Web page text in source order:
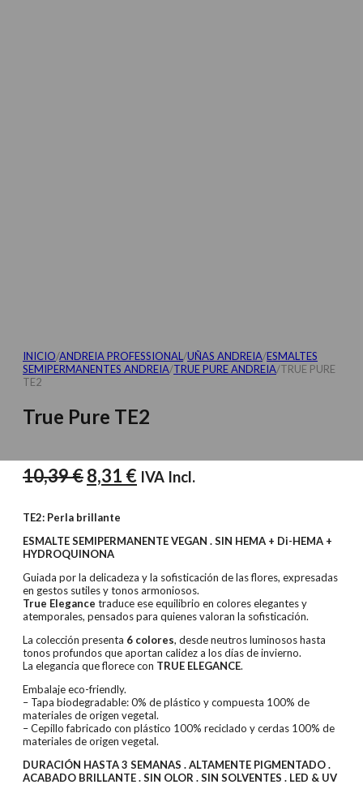
INICIO/ANDREIA PROFESSIONAL /UÑAS ANDREIA/ESMALTES
SEMIPERMANENTES ANDREIA/TRUE PURE ANDREIA/TRUE PURE
TE2
True Pure TE2
10,39€El
original
era:
10,39 €.
8,31 €El
es:
IVA Incl.
TE2: Perla brillante
ESMALTE SEMIPERMANENTE VEGAN . SIN HEMA + Di-HEMA +
HYDROQUINONA
Guiada por la delicadeza y la sofisticación de las flores, expresadas
en gestos sutiles y tonos armoniosos.
True Elegance traduce ese equilibrio en colores elegantes y
atemporales, pensados para quienes valoran la sofisticación.
La colección presenta 6 colores, desde neutros luminosos hasta
tonos profundos que aportan calidez a los días de invierno.
La elegancia que florece con TRUE ELEGANCE.
Embalaje eco-friendly.
– Tapa biodegradable: 0% de plástico y compuesta 100% de
materiales de origen vegetal.
– Cepillo fabricado con plástico 100% reciclado y cerdas 100% de
materiales de origen vegetal.
DURACIÓN HASTA 3 SEMANAS . ALTAMENTE PIGMENTADO .
ACABADO BRILLANTE . SIN OLOR . SIN SOLVENTES . LED & UV